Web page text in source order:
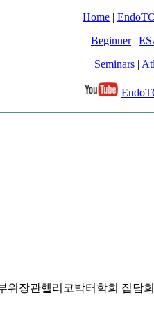
Home |
Beginner|
Seminars|
위장관헬리코박터학회 집담회